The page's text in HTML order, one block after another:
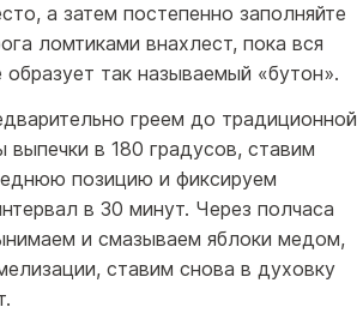
а затем постепенно заполняйте
ломтиками внахлест, пока вся
образует так называемый «бутон».
греем до традиционной
выпечки в 180 градусов, ставим
позицию и фиксируем
в 30 минут. Через полчаса
и смазываем яблоки медом,
ставим снова в духовку